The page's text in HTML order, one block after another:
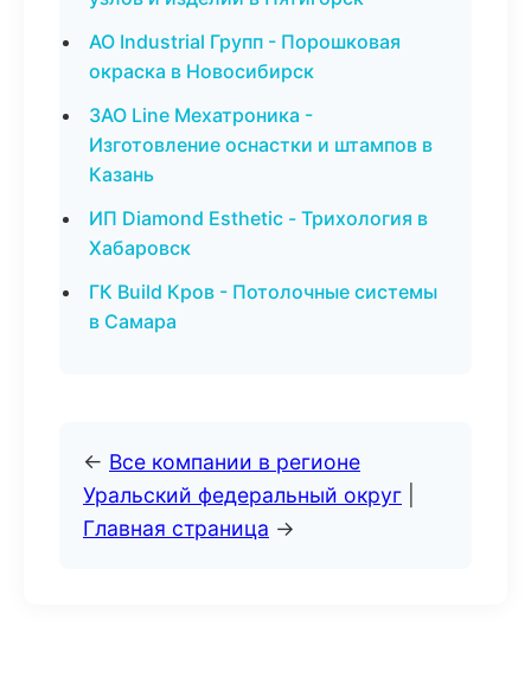
АО Industrial Групп - Порошковая
окраска в Новосибирск
ЗАО Line Мехатроника -
Изготовление оснастки и штампов в
Казань
ИП Diamond Esthetic - Трихология в
Хабаровск
ГК Build Кров - Потолочные системы
в Самара
← Все компании в регионе
Уральский федеральный округ
Главная страница →